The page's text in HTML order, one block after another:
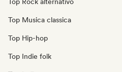
Top Musica classica
Top Hip-hop
Top Indie folk